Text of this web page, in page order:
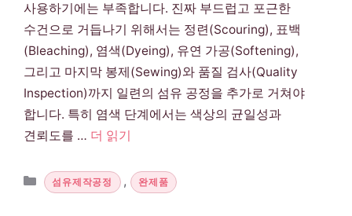
사용하기에는 부족합니다. 진짜 부드럽고 포근한
수건으로 거듭나기 위해서는 정련(Scouring), 표백
(Bleaching), 염색(Dyeing), 유연 가공(Softening),
그리고 마지막 봉제(Sewing)와 품질 검사(Quality
Inspection)까지 일련의 섬유 공정을 추가로 거쳐야
합니다. 특히 염색 단계에서는 색상의 균일성과
견뢰도를 … 더 읽기
카테고리
섬유제작공정 , 완제품